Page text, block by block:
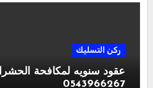
ركن التسليك
عقود سنويه لمكافحة
0543966267